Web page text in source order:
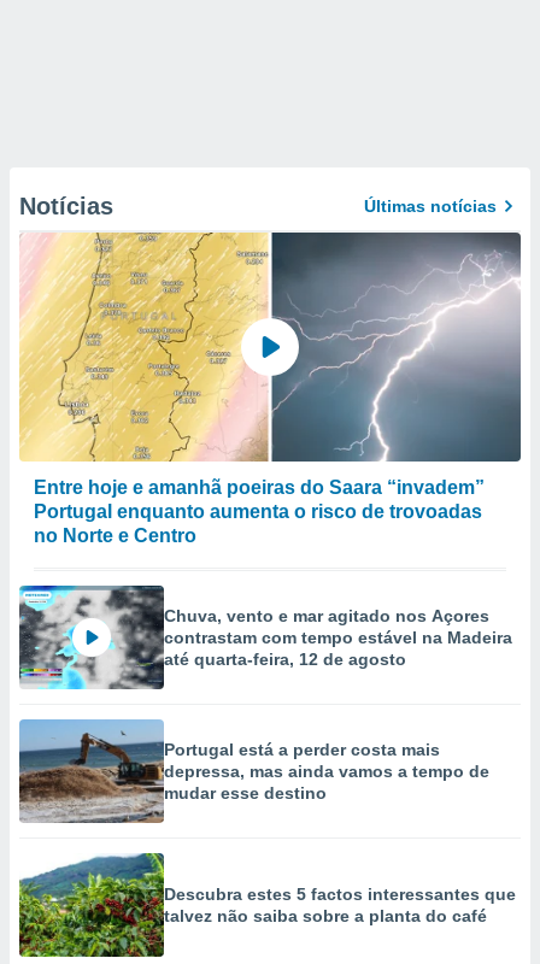
Notícias Últimas notícias
Entre hoje e amanhã poeiras do Saara “invadem”
Portugal enquanto aumenta o risco de trovoadas
no Norte e Centro
Chuva, vento e mar agitado nos Açores
contrastam com tempo estável na Madeira
até quarta-feira, 12 de agosto
Portugal está a perder costa mais
depressa, mas ainda vamos a tempo de
mudar esse destino
Descubra estes 5 factos interessantes que
talvez não saiba sobre a planta do café